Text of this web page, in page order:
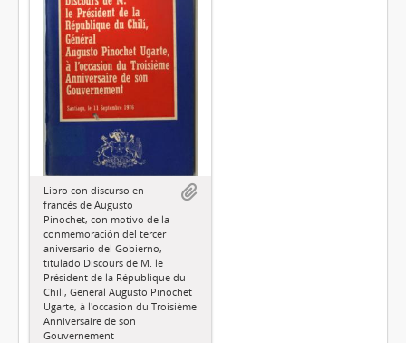
Libro con discurso en
francés de Augusto
Pinochet, con motivo de la
conmemoración del tercer
aniversario del Gobierno,
titulado Discours de M. le
Président de la République du
Chilí, Général Augusto Pinochet
Ugarte, à l'occasion du Troisième
Anniversaire de son
Gouvernement